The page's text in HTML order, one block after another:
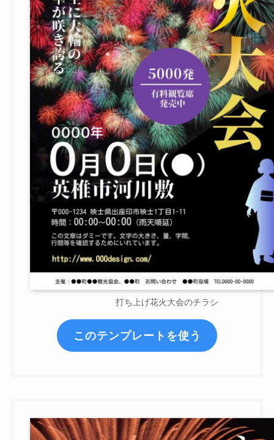
打ち上げ花火大会のチラシ
このテンプレートを使う